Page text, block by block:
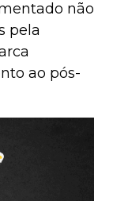
não
pela
ao pós-